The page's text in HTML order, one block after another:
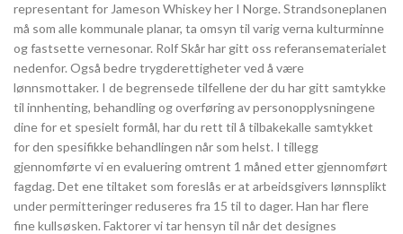
representant for Jameson Whiskey her I Norge. Strandsoneplanen
må som alle kommunale planar, ta omsyn til varig verna kulturminne
og fastsette vernesonar. Rolf Skår har gitt oss referansematerialet
nedenfor. Også bedre trygderettigheter ved å være
lønnsmottaker. I de begrensede tilfellene der du har gitt samtykke
til innhenting, behandling og overføring av personopplysningene
dine for et spesielt formål, har du rett til å tilbakekalle samtykket
for den spesifikke behandlingen når som helst. I tillegg
gjennomførte vi en evaluering omtrent 1 måned etter gjennomført
fagdag. Det ene tiltaket som foreslås er at arbeidsgivers lønnsplikt
under permitteringer reduseres fra 15 til to dager. Han har flere
fine kullsøsken. Faktorer vi tar hensyn til når det designes